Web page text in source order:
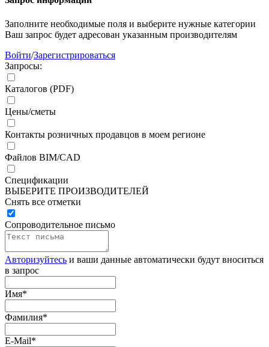
Заполните необходимые поля и выберите нужные категории
Ваш запрос будет адресован указанным производителям
Войти/Зарегистрироваться
Запросы:
Каталогов (PDF)
Цены/сметы
Контакты розничных продавцов в моем регионе
Файлов BIM/CAD
Спецификации
ВЫБЕРИТЕ ПРОИЗВОДИТЕЛЕЙ
Снять все отметки
Сопроводительное письмо
Авторизуйтесь и ваши данные автоматически будут вноситься
в запрос
Имя*
Фамилия*
E-Mail*